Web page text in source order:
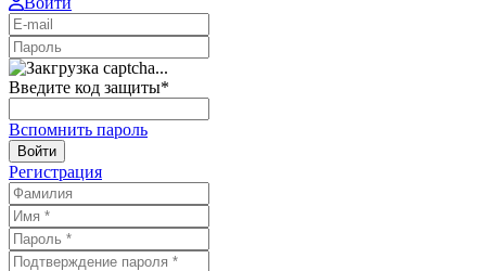
Введите код защиты*
Вспомнить пароль
Войти
Регистрация